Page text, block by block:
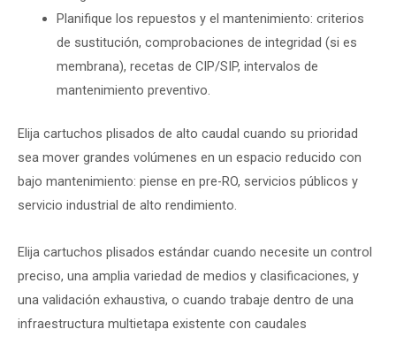
Planifique los repuestos y el mantenimiento: criterios
de sustitución, comprobaciones de integridad (si es
membrana), recetas de CIP/SIP, intervalos de
mantenimiento preventivo.
Elija cartuchos plisados de alto caudal cuando su prioridad
sea mover grandes volúmenes en un espacio reducido con
bajo mantenimiento: piense en pre-RO, servicios públicos y
servicio industrial de alto rendimiento.
Elija cartuchos plisados estándar cuando necesite un control
preciso, una amplia variedad de medios y clasificaciones, y
una validación exhaustiva, o cuando trabaje dentro de una
infraestructura multietapa existente con caudales